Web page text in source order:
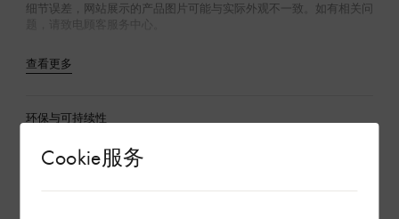
Cookie服务
细节误差，网站展示的产品图片可能与实际外观不一致。如有相关问
题，请致电顾客服务中心。
查看更多
环保与可持续性
产品养护